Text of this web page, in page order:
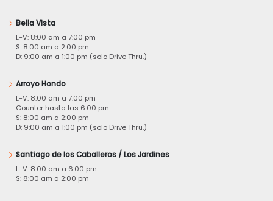
Bella Vista
L-V: 8:00 am a 7:00 pm
S: 8:00 am a 2:00 pm
D: 9:00 am a 1:00 pm (solo Drive Thru.)
Arroyo Hondo
L-V: 8:00 am a 7:00 pm
Counter hasta las 6:00 pm
S: 8:00 am a 2:00 pm
D: 9:00 am a 1:00 pm (solo Drive Thru.)
Santiago de los Caballeros / Los Jardines
L-V: 8:00 am a 6:00 pm
S: 8:00 am a 2:00 pm